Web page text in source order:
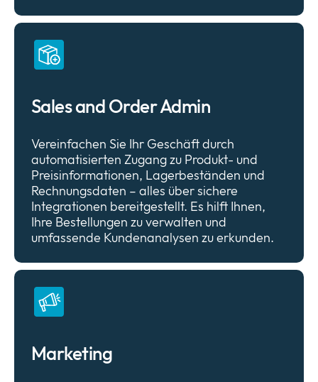
Sales and Order Admin
Vereinfachen Sie Ihr Geschäft durch
automatisierten Zugang zu Produkt- und
Preisinformationen, Lagerbeständen und
Rechnungsdaten – alles über sichere
Integrationen bereitgestellt. Es hilft Ihnen,
Ihre Bestellungen zu verwalten und
umfassende Kundenanalysen zu erkunden.
Marketing